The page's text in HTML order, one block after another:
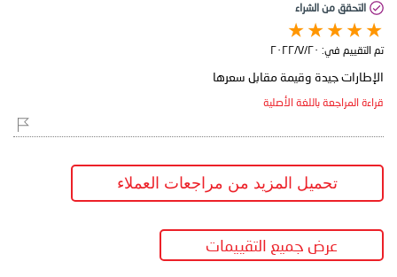
التحقق من الشراء
تم التقييم في: ٢٠‏/٧‏/٢٠٢٢
الإطارات جيدة وقيمة مقابل سعرها
قراءة المراجعة باللغة الأصلية
تحميل المزيد من مراجعات العملاء
عرض جميع التقييمات